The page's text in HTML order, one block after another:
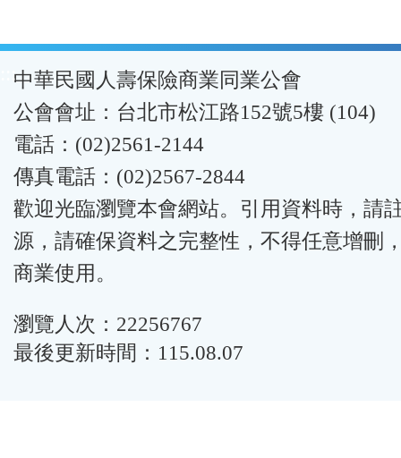
:::中華民國人壽保險商業同業公會
公會會址：台北市松江路152號5樓 (104)
電話：(02)2561-2144
傳真電話：(02)2567-2844
歡迎光臨瀏覽本會網站。引用資料時，請
源，請確保資料之完整性，不得任意增刪
商業使用。
瀏覽人次：22256767
最後更新時間：115.08.07